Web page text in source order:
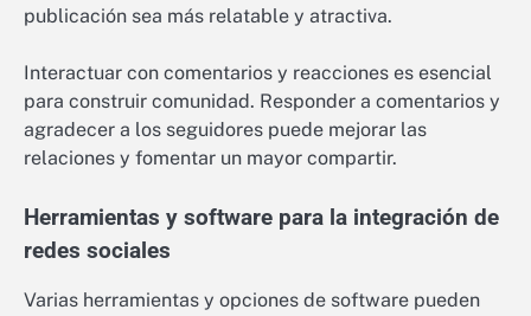
publicación sea más relatable y atractiva.
Interactuar con comentarios y reacciones es esencial
para construir comunidad. Responder a comentarios y
agradecer a los seguidores puede mejorar las
relaciones y fomentar un mayor compartir.
Herramientas y software para la integración de
redes sociales
Varias herramientas y opciones de software pueden